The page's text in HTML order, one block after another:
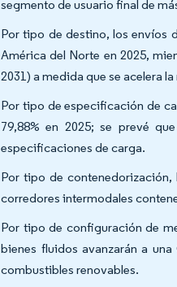
segmento de usuario final de
Por tipo de destino, los envíos
América del Norte en 2025,
2031) a medida que se acelera
Por tipo de especificación de
79,88% en 2025; se prevé
especificaciones de carga.
Por tipo de contenedorización,
corredores intermodales
Por tipo de configuración de
bienes fluidos avanzarán a
combustibles renovables.